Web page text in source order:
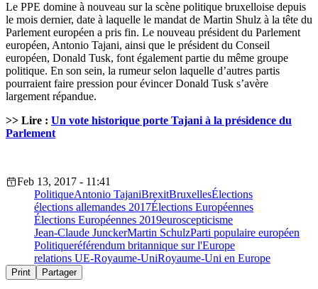
Le PPE domine à nouveau sur la scène politique bruxelloise depuis
le mois dernier, date à laquelle le mandat de Martin Shulz à la tête du
Parlement européen a pris fin. Le nouveau président du Parlement
européen, Antonio Tajani, ainsi que le président du Conseil
européen, Donald Tusk, font également partie du même groupe
politique. En son sein, la rumeur selon laquelle d’autres partis
pourraient faire pression pour évincer Donald Tusk s’avère
largement répandue.
>> Lire : Un vote historique porte Tajani à la présidence du
Parlement
Feb 13, 2017 - 11:41
PolitiqueAntonio TajaniBrexitBruxellesÉlections
élections allemandes 2017Élections Européennes
Élections Européennes 2019euroscepticisme
Jean-Claude JunckerMartin SchulzParti populaire européen
Politiqueréférendum britannique sur l'Europe
relations UE-Royaume-UniRoyaume-Uni en Europe
Print Partager